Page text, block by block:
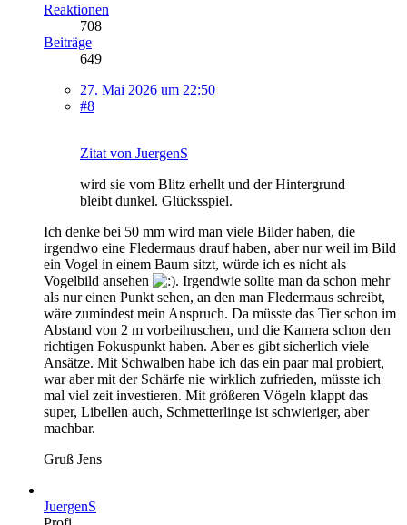
Reaktionen
708
Beiträge
649
27. Mai 2026 um 22:50
#8
Zitat von JuergenS
wird sie vom Blitz erhellt und der Hintergrund
bleibt dunkel. Glücksspiel.
Ich denke bei 50 mm wird man viele Bilder haben, die
irgendwo eine Fledermaus drauf haben, aber nur weil im Bild
ein Vogel in einem Baum sitzt, würde ich es nicht als
Vogelbild ansehen
. Irgendwie sollte man da schon mehr
als nur einen Punkt sehen, an den man Fledermaus schreibt,
wäre zumindest mein Anspruch. Da müsste das Tier schon im
Abstand von 2 m vorbeihuschen, und die Kamera schon den
richtigen Fokuspunkt haben. Aber es gibt sicherlich viele
Ansätze. Mit Schwalben habe ich das ein paar mal probiert,
war aber mit der Schärfe nie wirklich zufrieden, müsste ich
mal viel zeit investieren. Mit größeren Vögeln klappt das
super, Libellen auch, Schmetterlinge ist schwieriger, aber
machbar.
Gruß Jens
JuergenS